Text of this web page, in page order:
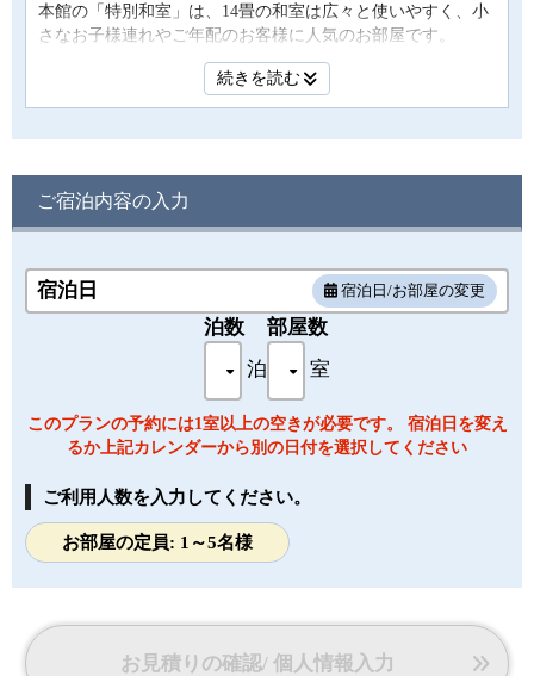
本館の「特別和室」は、14畳の和室は広々と使いやすく、小
さなお子様連れやご年配のお客様に人気のお部屋です。
窓の外には藍の景色が広がり開放的な気分が味わえます。
半露天風呂付和室は海側です。
朝夕の美しい光景をお部屋からお楽しみ下さい。
・本館「半露天風呂付和室」
・定員：5名
・チェックイン ：15：00～
・チェックアウト：～11：00
ンス / ボディーソープ / 歯ブラシ / 髭そり
・備品・設備：ドライヤー / 液晶テレビ / 浴衣 / ポット / スリ
ッパ / 温水洗浄トイレ / 冷蔵庫
※客室内にて多少段差がございます。客室のお湯は温泉では
ございません。予めご了承ください。
続きを読む
ご宿泊内容の入力
宿泊日 宿泊日/お部屋の変更
泊数
泊
部屋数
室
このプランの予約には1室以上の空きが必要です。 宿泊日を変え
るか上記カレンダーから別の日付を選択してください
ご利用人数を入力してください。
お部屋の定員: 1～5名様
お見積りの確認/ 個人情報入力